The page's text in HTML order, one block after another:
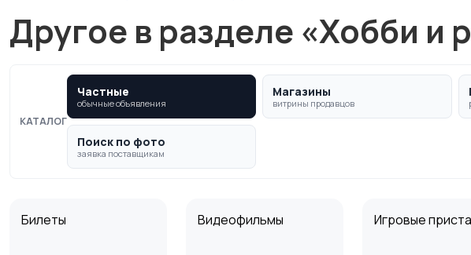
Другое в разделе «Хобби и
КАТАЛОГ
Частные
обычные объявления
Магазины
витрины продавцов
Поиск по фото
заявка поставщикам
Билеты Видеофильмы Игровые